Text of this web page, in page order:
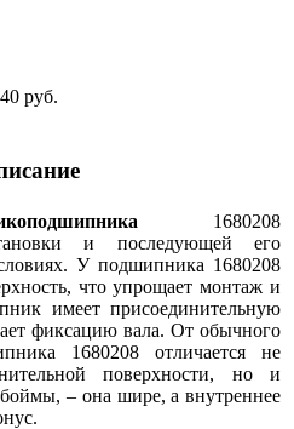
руб.
1680208
и последующей его
У подшипника 1680208
что упрощает монтаж и
имеет присоединительную
фиксацию вала. От обычного
1680208 отличается не
поверхности, но и
– она шире, а внутреннее